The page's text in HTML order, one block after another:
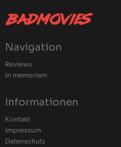
Navigation
Reviews
In memoriam
Informationen
Kontakt
Impressum
Datenschutz